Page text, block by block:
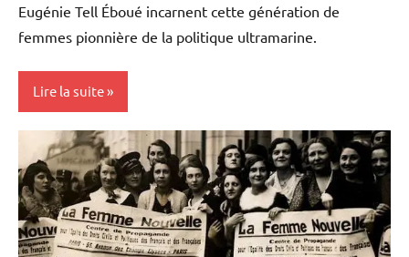
Eugénie Tell Éboué incarnent cette génération de
femmes pionnière de la politique ultramarine.
Lire la suite
Antilles-
Guyane
Blog
France